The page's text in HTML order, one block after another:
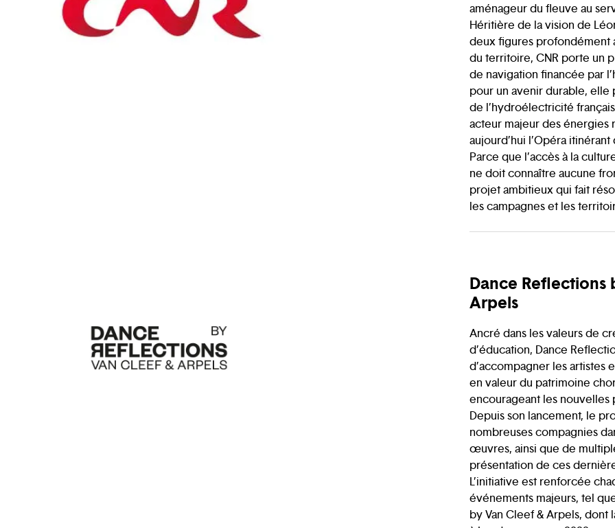
aménageur du fleuve au
Héritière de la vision de
deux figures profondément
du territoire, CNR porte un
de navigation financée par
pour un avenir durable, elle
de l’hydroélectricité
acteur majeur des énergies
aujourd’hui l’Opéra
Parce que l’accès à la
ne doit connaître aucune
projet ambitieux qui fait
les campagnes et les
Dance Reflections
Arpels
Ancré dans les valeurs de
d’éducation, Dance
d’accompagner les artistes
en valeur du patrimoine
encourageant les nouvelles
Depuis son lancement, le
nombreuses compagnies
œuvres, ainsi que de
présentation de ces
L’initiative est renforcée
événements majeurs, tel
by Van Cleef & Arpels, dont